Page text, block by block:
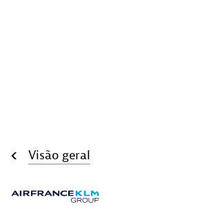
Visão geral